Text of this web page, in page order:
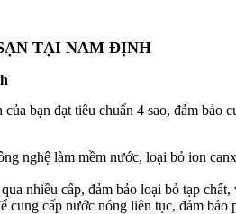
TẠI NAM ĐỊNH
bạn đạt tiêu chuẩn 4 sao, đảm
nghệ làm mềm nước, loại bỏ ion
nhiều cấp, đảm bảo loại bỏ tạp
cung cấp nước nóng liên tục, đảm bảo